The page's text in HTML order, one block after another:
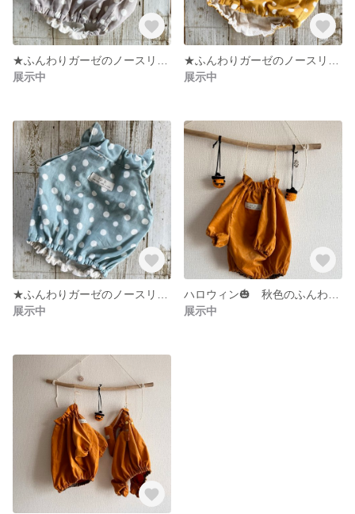
展示中
展示中
展示中
展示中